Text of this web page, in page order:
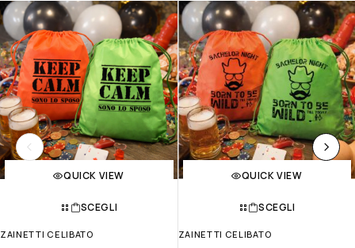
QUICK VIEW
SCEGLI
ZAINETTI CELIBATO
QUICK VIEW
SCEGLI
ZAINETTI CELIBATO